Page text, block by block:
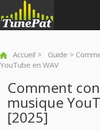
Accueil > Guide >
YouTube en WAV
Comment
musique
[2025]